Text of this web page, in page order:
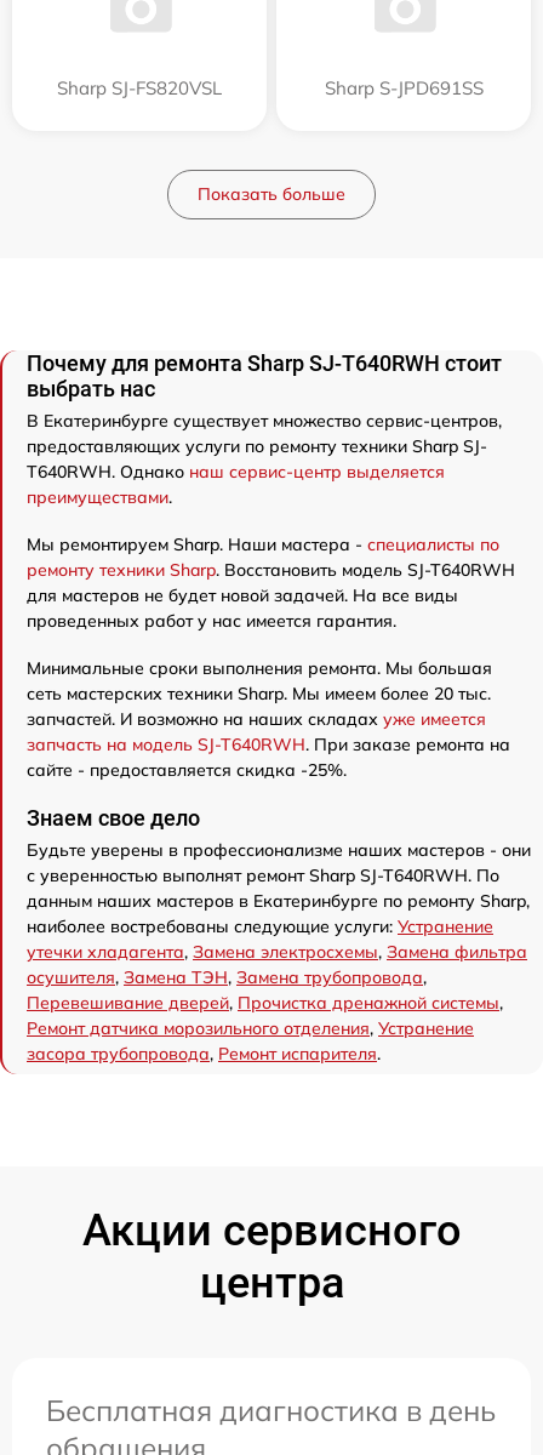
Sharp SJ-FS820VSL Sharp S-JPD691SS
Показать больше
Почему для ремонта Sharp SJ-T640RWH стоит
выбрать нас
В Екатеринбурге существует множество сервис-центров,
предоставляющих услуги по ремонту техники Sharp SJ-
T640RWH. Однако наш сервис-центр выделяется
преимуществами.
Мы ремонтируем Sharp. Наши мастера - специалисты по
ремонту техники Sharp. Восстановить модель SJ-T640RWH
для мастеров не будет новой задачей. На все виды
проведенных работ у нас имеется гарантия.
Минимальные сроки выполнения ремонта. Мы большая
сеть мастерских техники Sharp. Мы имеем более 20 тыс.
запчастей. И возможно на наших складах уже имеется
запчасть на модель SJ-T640RWH. При заказе ремонта на
сайте - предоставляется скидка -25%.
Знаем свое дело
Будьте уверены в профессионализме наших мастеров - они
с уверенностью выполнят ремонт Sharp SJ-T640RWH. По
данным наших мастеров в Екатеринбурге по ремонту Sharp,
наиболее востребованы следующие услуги: Устранение
утечки хладагента, Замена электросхемы, Замена фильтра
осушителя, Замена ТЭН, Замена трубопровода,
Перевешивание дверей, Прочистка дренажной системы,
Ремонт датчика морозильного отделения, Устранение
засора трубопровода, Ремонт испарителя.
Акции сервисного
центра
Бесплатная диагностика в день
обращения